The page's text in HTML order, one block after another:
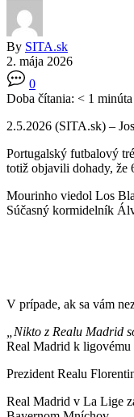
By SITA.sk
2. mája 2026
0
Doba čítania: < 1 minúta
2.5.2026 (SITA.sk) –
Portugalský futbalový
totiž objavili dohady, že
Mourinho viedol Los
Súčasný kormidelník
V prípade, ak sa vám
„Nikto z Realu Madrid
Real Madrid k ligovému
Prezident Realu
Real Madrid v La Lige